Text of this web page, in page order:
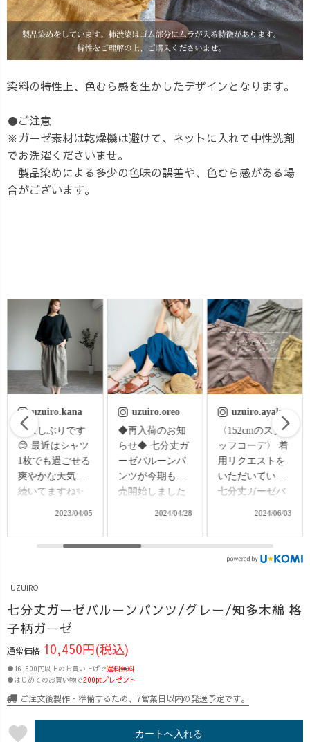
染料の特性上、色むら感を生かしたデザインとなります。
●ご注意
※ガーゼ素材は乾燥機は避けて、ネットに入れて中性洗剤
でお洗濯くださいませ。
製品染めによる多少の色味の誤差や、色むら感がある場
合がございます。
uzuiro.oreo
◆再入荷のお知
らせ◆ 七分丈ガ
ーゼバルーンパ
ンツが今期も販
売開始しました
くて触り心地が
もたくさんいた
だいてます♪ 再
販スタートした
ら、 「この時を
待ってまし
てお声も🤣❤️あ
りがとうござい
ます😁 昨日か
2024/04/28
uzuiro.ayaka
〈152cmのスタ
ッフコーデ〉 着
用リクエストを
いただいていた
七分丈ガーゼバ
涼しくて肌触り
店いただいたお
したところ"気持
ちいい〜〜✨"と
嬉しいお言葉を
さんもこの肌触
りをぜひ体感し
てほしいです、
2024/06/03
uzu.jp
⭐︎酷暑をガーゼで
乗り切る⭐︎ 皆
様、☀️夏バテは
大丈夫ですか😭
💦 信じられない
体が溶けそうで
に、服の素材選
プスがたくさん♪
今回は、4月から
2024/07/23
UZUiRO
七分丈ガーゼバルーンパンツ/グレー/知多木綿 格
子柄ガーゼ
通常価格 10,450円(税込)
●16,500円以上のお買い上げで送料無料
●はじめてのお買い物で200ptプレゼント
ご注文後製作・準備するため、7営業日以内の発送予定です。
favorite カートへ入れる